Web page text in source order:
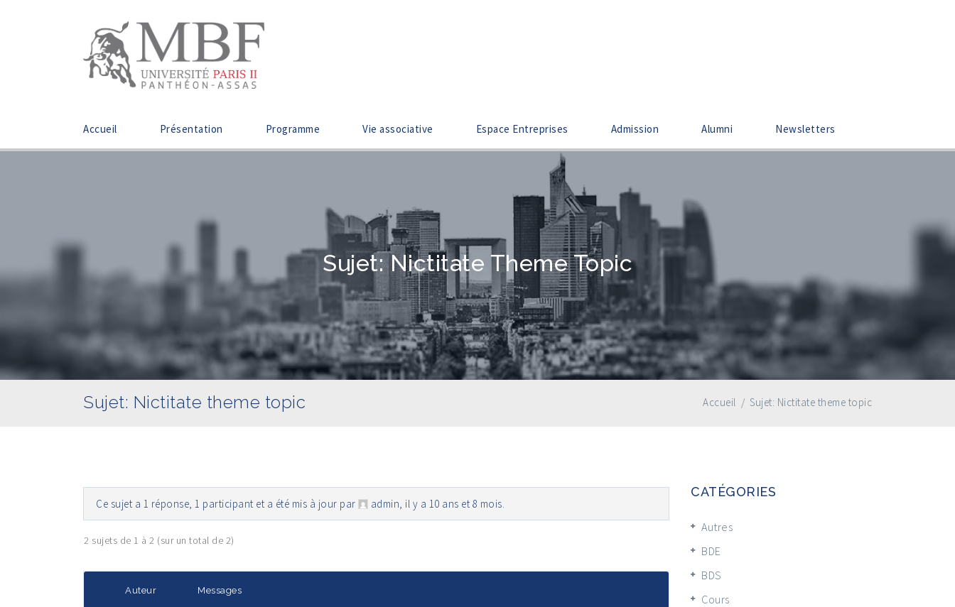
Accueil Présentation Programme Vie associative Espace Entreprises Admission Alumni Newsletters
Sujet: Nictitate Theme Topic
Sujet: Nictitate theme topic Accueil / Sujet: Nictitate theme topic
Ce sujet a 1 réponse, 1 participant et a été mis à jour par admin, il y a 10 ans et 8 mois.
2 sujets de 1 à 2 (sur un total de 2)
Auteur Messages
CATÉGORIES
Autres
BDE
BDS
Cours